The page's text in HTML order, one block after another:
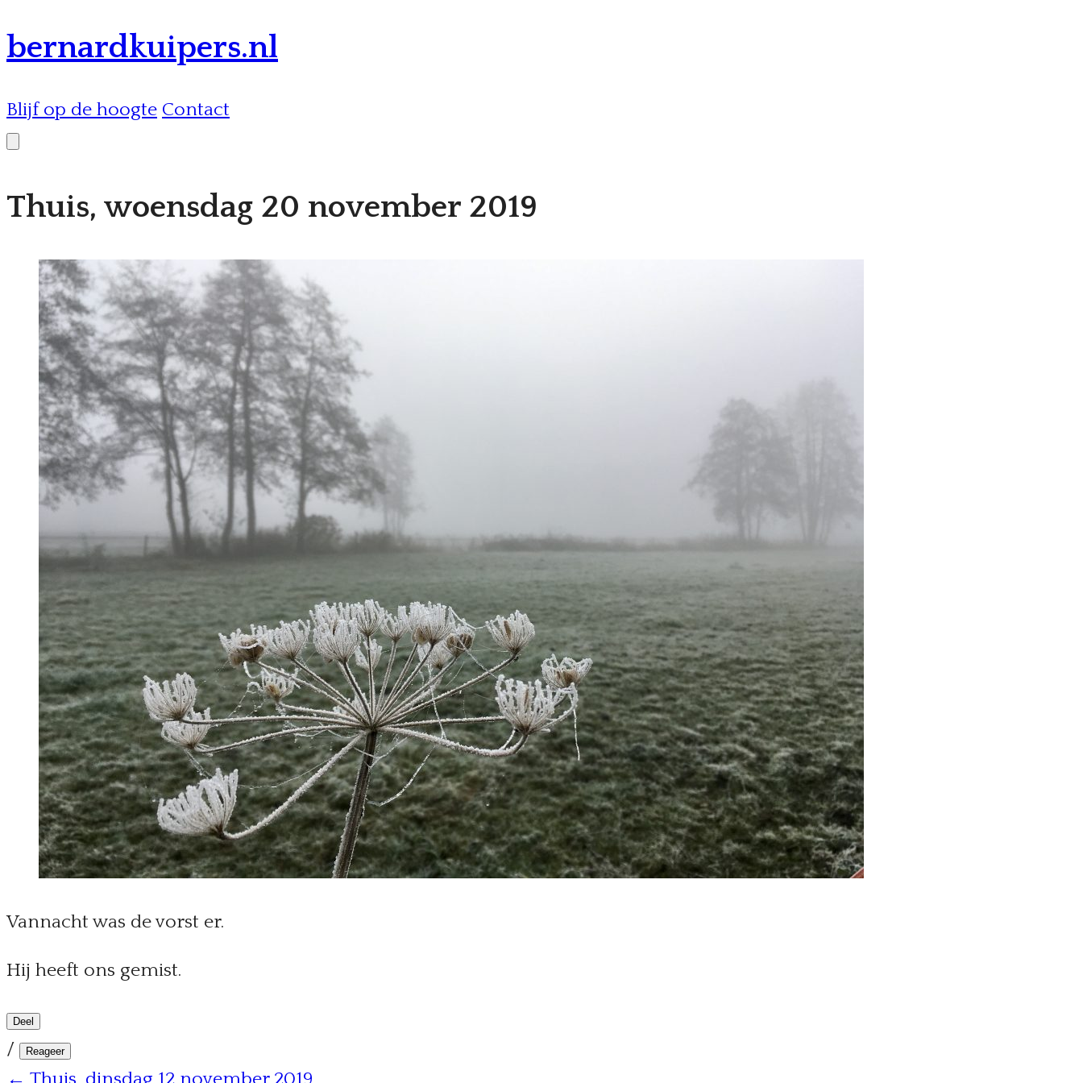
bernardkuipers.nl
Blijf op de hoogte Contact
Thuis, woensdag 20 november 2019
Vannacht was de vorst er.
Hij heeft ons gemist.
Deel
/ Reageer